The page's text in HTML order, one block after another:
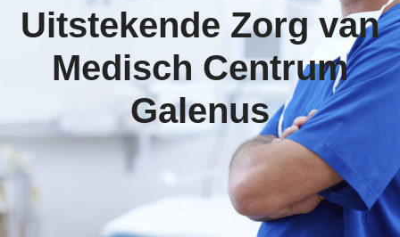
Uitstekende Zorg van
Medisch Centrum
Galenus